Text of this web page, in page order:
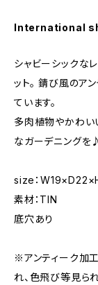
International
シャビーシックな
ット。 錆び風のア
ています。
多肉植物やかわい
なガーデニングを♪
size：
素材：TIN
底穴あり
※アンティーク加
れ、色飛び等見られ